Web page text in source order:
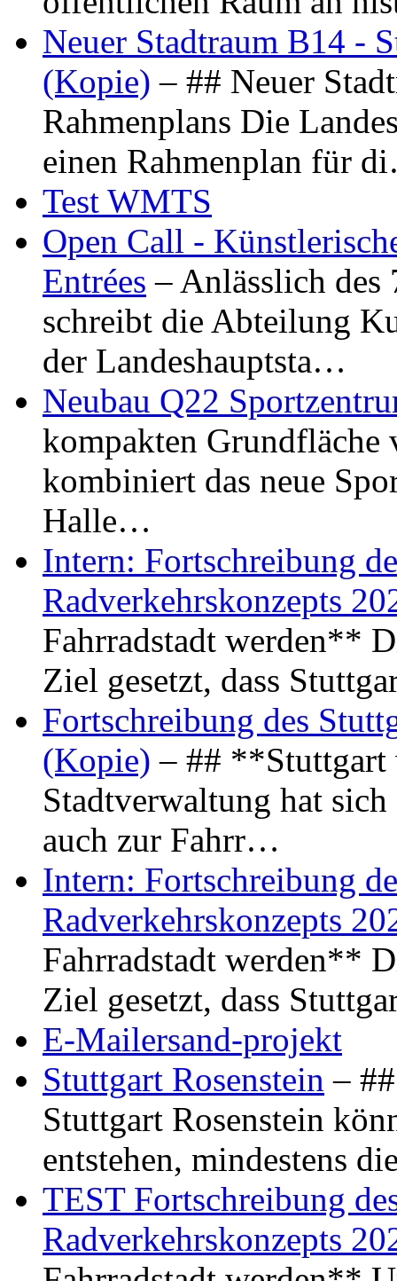
Neuer Stadtraum B14 -
(Kopie) – ## Neuer
Rahmenplans Die
einen Rahmenplan für
Test WMTS
Open Call -
Entrées – Anlässlich
schreibt die Abteilung
der Landeshauptsta…
Neubau Q22
kompakten Grundfläche
kombiniert das neue
Halle…
Intern: Fortschreibung
Radverkehrskonzepts
Fahrradstadt werden**
Ziel gesetzt, dass
Fortschreibung des
(Kopie) – ## **Stuttgart
Stadtverwaltung hat
auch zur Fahrr…
Intern: Fortschreibung
Radverkehrskonzepts
Fahrradstadt werden**
Ziel gesetzt, dass
E-Mailersand-projekt
Stuttgart Rosenstein –
Stuttgart Rosenstein
entstehen, mindestens
TEST Fortschreibung
Radverkehrskonzepts